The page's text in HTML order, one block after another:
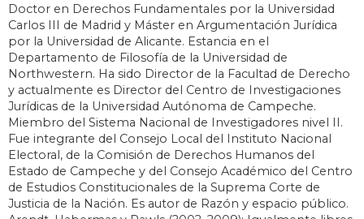
Doctor en Derechos Fundamentales por la Universidad
Carlos III de Madrid y Máster en Argumentación Jurídica
por la Universidad de Alicante. Estancia en el
Departamento de Filosofía de la Universidad de
Northwestern. Ha sido Director de la Facultad de Derecho
y actualmente es Director del Centro de Investigaciones
Jurídicas de la Universidad Autónoma de Campeche.
Miembro del Sistema Nacional de Investigadores nivel II.
Fue integrante del Consejo Local del Instituto Nacional
Electoral, de la Comisión de Derechos Humanos del
Estado de Campeche y del Consejo Académico del Centro
de Estudios Constitucionales de la Suprema Corte de
Justicia de la Nación. Es autor de Razón y espacio público.